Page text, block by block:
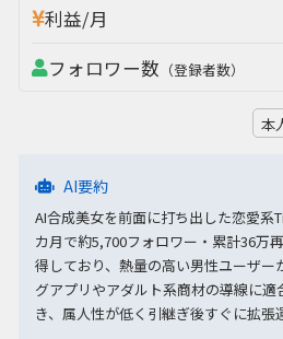
利益/月
フォロワー数 （登録者数）
本
AI要約
AI合成美女を前面に打ち出した恋愛系
カ月で約5,700フォロワー・累計36万
得しており、熱量の高い男性ユーザー
グアプリやアダルト系商材の導線に
き、属人性が低く引継ぎ後すぐに拡張